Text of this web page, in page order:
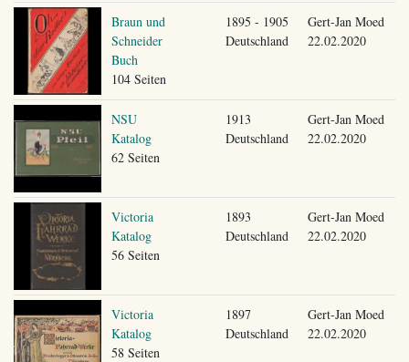
Braun und
Schneider
Buch
104 Seiten
1895 - 1905
Deutschland
Gert-Jan Moed
22.02.2020
NSU
Katalog
62 Seiten
1913
Deutschland
Gert-Jan Moed
22.02.2020
Victoria
Katalog
56 Seiten
1893
Deutschland
Gert-Jan Moed
22.02.2020
Victoria
Katalog
58 Seiten
1897
Deutschland
Gert-Jan Moed
22.02.2020